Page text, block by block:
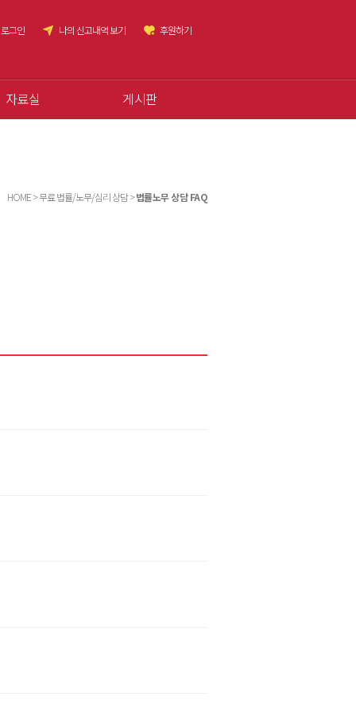
로그인 나의 신고내역 보기 후원하기
자료실 게시판
HOME > 무료 법률/노무/심리 상담 >법률노무 상담 FAQ